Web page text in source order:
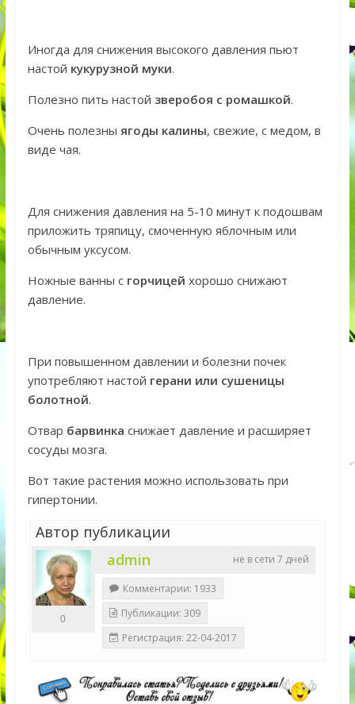
Иногда для снижения высокого давления пьют
настой кукурузной муки.
Полезно пить настой зверобоя с ромашкой.
Очень полезны ягоды калины, свежие, с медом, в
виде чая.
Для снижения давления на 5-10 минут к подошвам
приложить тряпицу, смоченную яблочным или
обычным уксусом.
Ножные ванны с горчицей хорошо снижают
давление.
При повышенном давлении и болезни почек
употребляют настой герани или сушеницы
болотной.
Отвар барвинка снижает давление и расширяет
сосуды мозга.
Вот такие растения можно использовать при
гипертонии.
Автор публикации
не в сети 7 дней
admin
0
Комментарии: 1933
Публикации: 309
Регистрация: 22-04-2017